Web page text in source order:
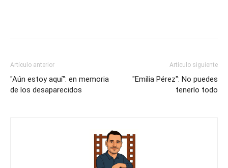
Artículo anterior
"Aún estoy aquí": en memoria
de los desaparecidos
Artículo siguiente
"Emilia Pérez": No puedes
tenerlo todo